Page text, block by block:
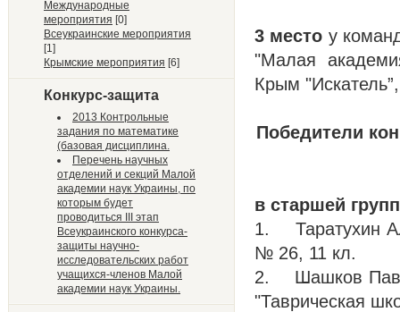
Международные
мероприятия [0]
Всеукраинские мероприятия
[1]
Крымские мероприятия [6]
Конкурс-защита
2013 Контрольные
задания по математике
(базовая дисциплина.
Перечень научных
отделений и секций Малой
академии наук Украины, по
которым будет
проводиться III этап
Всеукраинского конкурса-
защиты научно-
исследовательских работ
учащихся-членов Малой
академии наук Украины.
3 место у
"Малая
Крым
Победители
в старшей
1. Таратухин
№ 26, 11 кл.
2. Шашков
"Таврическая